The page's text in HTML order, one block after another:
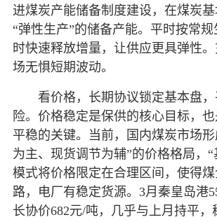
进煤炭产能储备制度建设，在煤炭基
“弹性生产”的储备产能。平时按常
时快速释放增量，让供应更具弹性
场无惧短期波动。
看价格，长期协议锁定基本盘
险。价格稳定是保供的核心目标，
平稳的关键。当前，国内煤炭市场形
为主、现货调节为辅”的价格格局，
模式将价格限定在合理区间，使得
路，电厂有稳定货源。3月秦皇岛港
长协价682元/吨，几乎与上月持平，